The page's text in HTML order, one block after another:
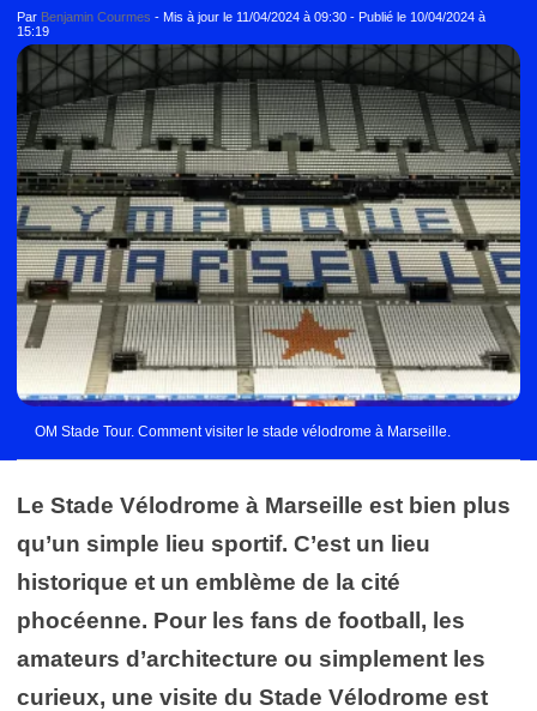
Par Benjamin Courmes - Mis à jour le 11/04/2024 à 09:30 - Publié le 10/04/2024 à
15:19
OM Stade Tour. Comment visiter le stade vélodrome à Marseille.
Le Stade Vélodrome à Marseille est bien plus
qu’un simple lieu sportif. C’est un lieu
historique et un emblème de la cité
phocéenne. Pour les fans de football, les
amateurs d’architecture ou simplement les
curieux, une visite du Stade Vélodrome est